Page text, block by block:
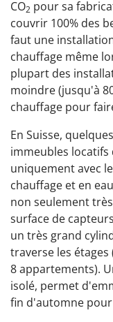
CO2 pour sa
couvrir 100% des
faut une
chauffage même
plupart des
moindre (jusqu'à
chauffage pour
En Suisse,
immeubles
uniquement avec
chauffage et en
non seulement
surface de
un très grand
traverse les étages
8 appartements).
isolé, permet
fin d'automne